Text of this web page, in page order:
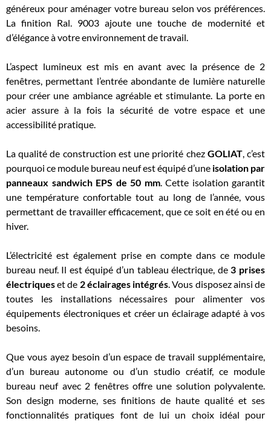
généreux pour aménager votre bureau selon vos préférences.
La finition Ral. 9003 ajoute une touche de modernité et
d’élégance à votre environnement de travail.
L’aspect lumineux est mis en avant avec la présence de 2
fenêtres, permettant l’entrée abondante de lumière naturelle
pour créer une ambiance agréable et stimulante. La porte en
acier assure à la fois la sécurité de votre espace et une
accessibilité pratique.
La qualité de construction est une priorité chez GOLIAT, c’est
pourquoi ce module bureau neuf est équipé d’une isolation par
panneaux sandwich EPS de 50 mm. Cette isolation garantit
une température confortable tout au long de l’année, vous
permettant de travailler efficacement, que ce soit en été ou en
hiver.
L’électricité est également prise en compte dans ce module
bureau neuf. Il est équipé d’un tableau électrique, de3 prises
électriqueset de 2 éclairages intégrés. Vous disposez ainsi de
toutes les installations nécessaires pour alimenter vos
équipements électroniques et créer un éclairage adapté à vos
besoins.
Que vous ayez besoin d’un espace de travail supplémentaire,
d’un bureau autonome ou d’un studio créatif, ce module
bureau neuf avec 2 fenêtres offre une solution polyvalente.
Son design moderne, ses finitions de haute qualité et ses
fonctionnalités pratiques font de lui un choix idéal pour